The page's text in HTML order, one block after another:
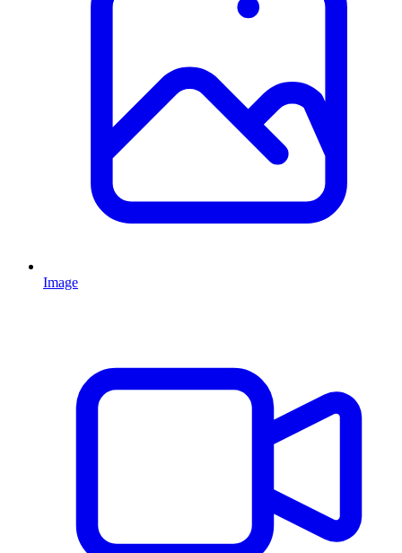
Image